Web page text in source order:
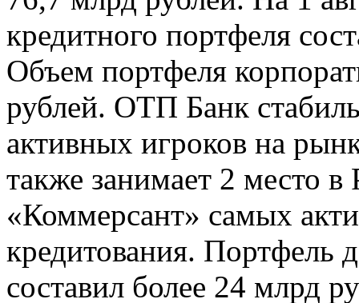
кредитного портфеля
Объем портфеля
рублей. ОТП Банк
активных игроков на
также занимает 2 место в
«Коммерсант» самых
кредитования. Портфель
составил более 24 млрд